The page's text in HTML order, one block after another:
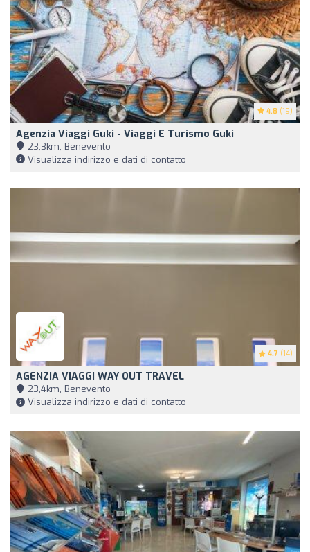
4.8 (19)
Agenzia Viaggi Guki - Viaggi E Turismo Guki
23,3km, Benevento
Visualizza indirizzo e dati di contatto
4.7 (14)
AGENZIA VIAGGI WAY OUT TRAVEL
23,4km, Benevento
Visualizza indirizzo e dati di contatto